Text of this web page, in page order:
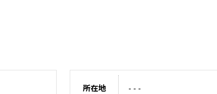
所在地 - - -